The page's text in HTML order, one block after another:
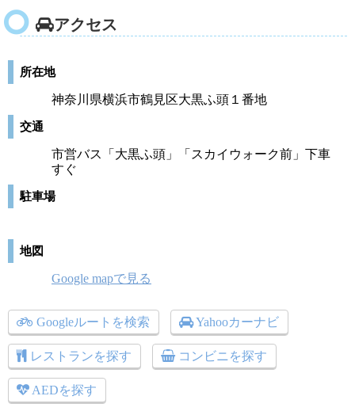
アクセス
所在地
神奈川県横浜市鶴見区大黒ふ頭１番地
交通
市営バス「大黒ふ頭」「スカイウォーク前」下車
すぐ
駐車場
地図
Google mapで見る
Googleルートを検索 Yahooカーナビ
レストランを探す コンビニを探す
AEDを探す